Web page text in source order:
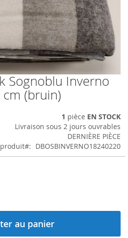
Sognoblu Inverno
(bruin)
1 pièce EN STOCK
Livraison sous 2 jours ouvrables
DERNIÈRE PIÈCE
DBOSBINVERNO18240220
au panier